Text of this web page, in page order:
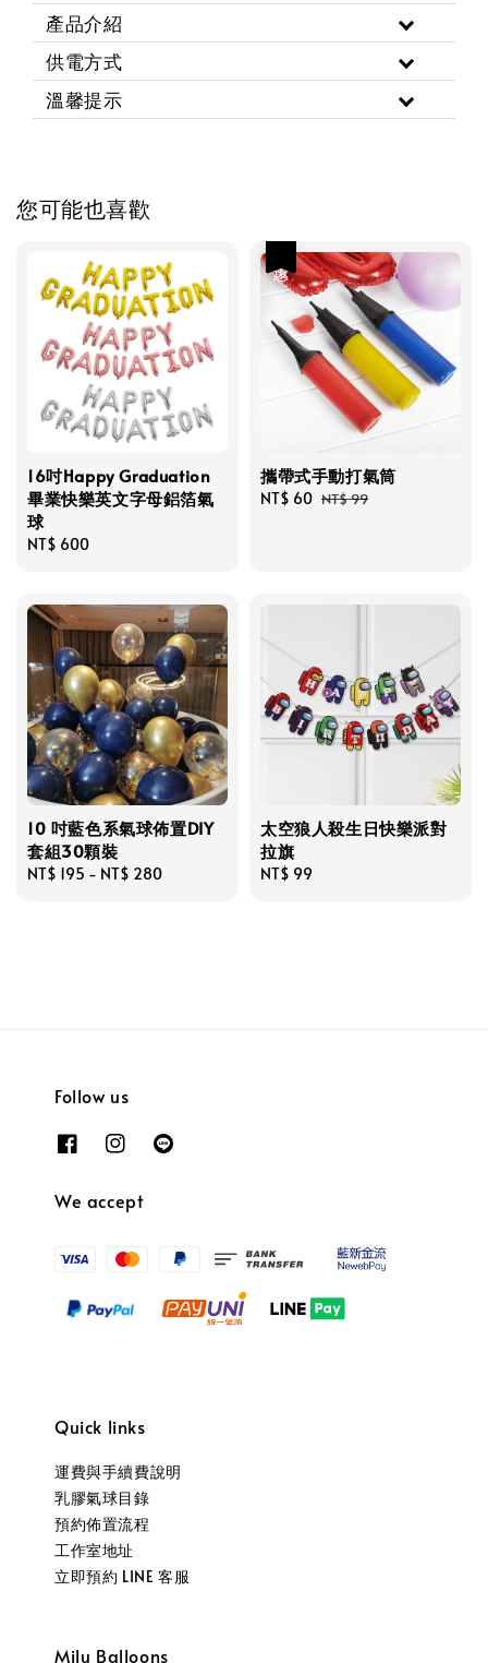
產品介紹
供電方式
溫馨提示
您可能也喜歡
16吋Happy Graduation
畢業快樂英文字母鋁箔氣
球
Regular
NT$ 600
攜帶式手動打氣筒
Sale
NT$ 60 Regular
NT$ 99
10 吋藍色系氣球佈置DIY
套組30顆裝
Regular
NT$ 195 - NT$ 280
太空狼人殺生日快樂派對
拉旗
Regular
NT$ 99
Follow us
We accept
Quick links
運費與手續費說明
乳膠氣球目錄
預約佈置流程
工作室地址
立即預約 LINE 客服
Milu Balloons